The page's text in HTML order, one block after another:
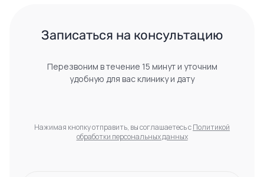
Записаться на консультацию
Перезвоним в течение 15 минут и уточним
удобную для вас клинику и дату
Нажимая кнопку отправить, вы соглашаетесь сПолитикой
обработки персональных данных